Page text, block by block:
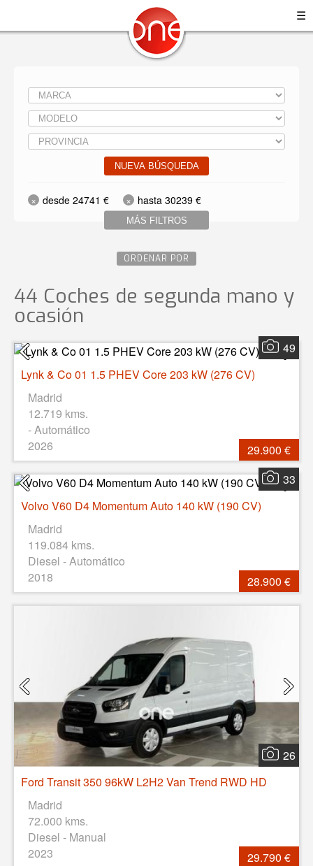
☰
NUEVA BÚSQUEDA
MÁS FILTROS
desde 24741 € hasta 30239 €
ORDENAR POR
44 Coches de segunda mano y
ocasión
49
Lynk & Co 01 1.5 PHEV Core 203 kW (276 CV)
Madrid
12.719 kms.
- Automático
2026
29.900 €
33
Volvo V60 D4 Momentum Auto 140 kW (190 CV)
Madrid
119.084 kms.
Diesel - Automático
2018
28.900 €
26
Ford Transit 350 96kW L2H2 Van Trend RWD HD
Madrid
72.000 kms.
Diesel - Manual
2023
29.790 €